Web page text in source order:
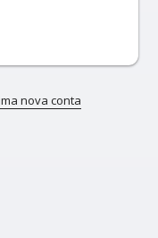
nova conta